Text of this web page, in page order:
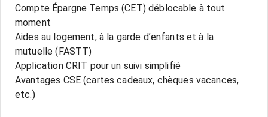
Compte Épargne Temps (CET) déblocable à tout
moment
Aides au logement, à la garde d’enfants et à la
mutuelle (FASTT)
Application CRIT pour un suivi simplifié
Avantages CSE (cartes cadeaux, chèques vacances,
etc.)